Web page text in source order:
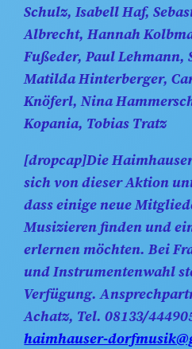
Schulz, Isabell Haf,
Albrecht, Hannah
Fußeder, Paul Lehmann,
Matilda Hinterberger,
Knöferl, Nina
Kopania, Tobias Tratz
[dropcap]Die
sich von dieser Aktion
dass einige neue
Musizieren finden und
erlernen möchten. Bei
und Instrumentenwahl
Verfügung.
Achatz, Tel. 08133/
haimhauser-